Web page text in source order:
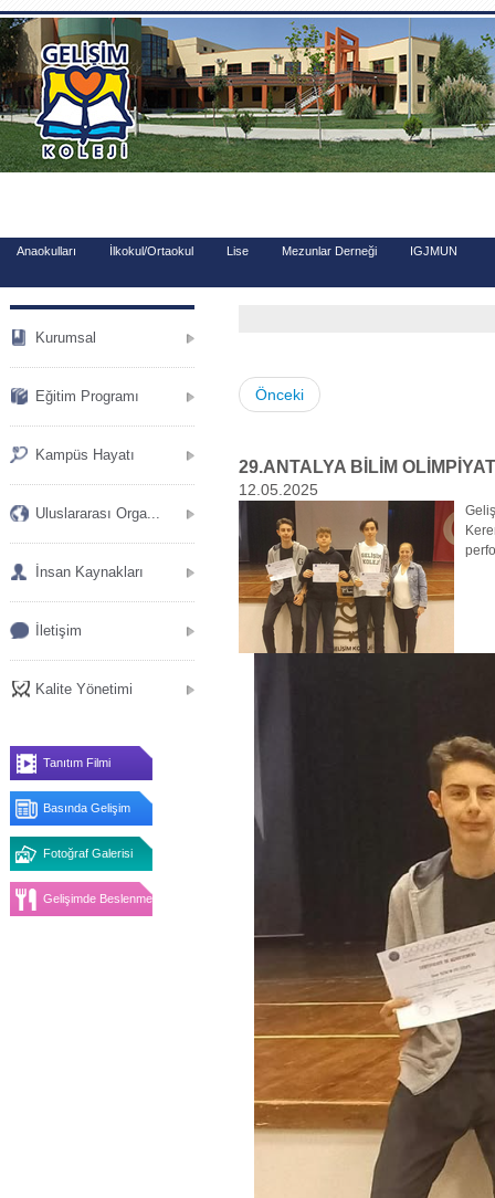
.
Anaokulları İlkokul/Ortaokul Lise Mezunlar Derneği IGJMUN
Kurumsal
Eğitim Programı
Kampüs Hayatı
Uluslararası Orga...
İnsan Kaynakları
İletişim
Kalite Yönetimi
Tanıtım Filmi
Basında Gelişim
Fotoğraf Galerisi
Gelişimde Beslenme
Önceki
29.ANTALYA BİLİM
12.05.2025